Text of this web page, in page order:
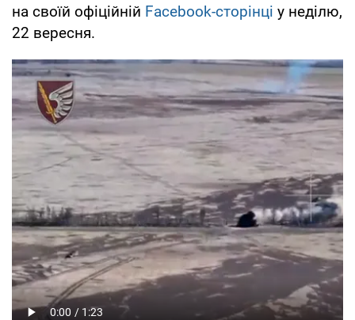
на своїй офіційній Facebook-сторінці у неділю,
22 вересня.